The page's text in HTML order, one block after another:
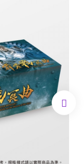
